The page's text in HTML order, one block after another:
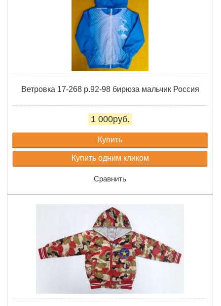
Ветровка 17-268 р.92-98 бирюза мальчик Россия
1 000руб.
Купить
Купить одним кликом
Сравнить